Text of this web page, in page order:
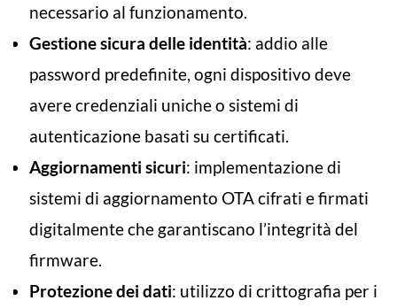
necessario al funzionamento.
Gestione sicura delle identità: addio alle
password predefinite, ogni dispositivo deve
avere credenziali uniche o sistemi di
autenticazione basati su certificati.
Aggiornamenti sicuri: implementazione di
sistemi di aggiornamento OTA cifrati e firmati
digitalmente che garantiscano l’integrità del
firmware.
Protezione dei dati: utilizzo di crittografia per i